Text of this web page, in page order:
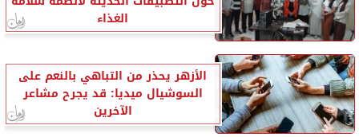
الغذاء
الأزهر يحذر من التباهي بالنعم على
السوشيال ميديا: قد يجرح مشاعر
الآخرين